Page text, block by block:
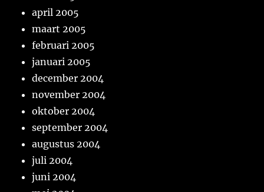
april 2005
maart 2005
februari 2005
januari 2005
december 2004
november 2004
oktober 2004
september 2004
augustus 2004
juli 2004
juni 2004